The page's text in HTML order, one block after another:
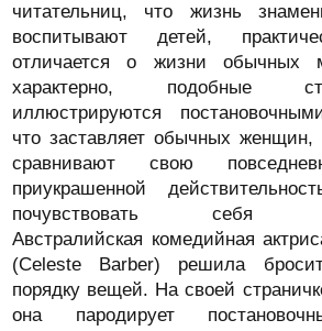
читательниц, что жизнь
воспитывают детей,
отличается о жизни
характерно, подобные
иллюстрируются
что заставляет обычных женщин,
сравнивают свою
приукрашенной
почувствовать себя
Австралийская комедийная
(Celeste Barber) решила
порядку вещей. На своей
она пародирует